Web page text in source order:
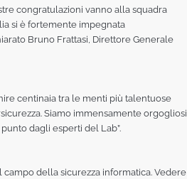
congratulazioni vanno alla squadra
si è fortemente impegnata
Bruno Frattasi, Direttore Generale
centinaia tra le menti più talentuose
Siamo immensamente orgogliosi
dagli esperti del Lab”.
della sicurezza informatica. Vedere